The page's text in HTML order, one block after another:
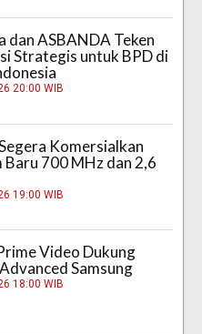
dan ASBANDA Teken
Strategis untuk BPD di
20:00 WIB
Komersialkan
Baru 700 MHz dan 2,6
19:00 WIB
Video Dukung
Samsung
18:00 WIB